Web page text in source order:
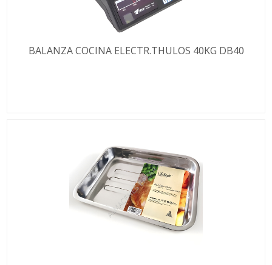
BALANZA COCINA ELECTR.THULOS 40KG DB40